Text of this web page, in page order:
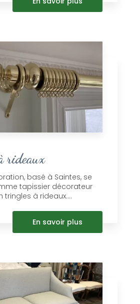
rideaux
basé à Saintes, se
tapissier décorateur
tringles à rideaux....
En savoir plus